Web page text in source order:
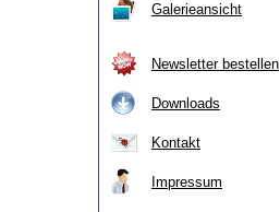
Galerieansicht
Newsletter bestellen
Downloads
Kontakt
Impressum